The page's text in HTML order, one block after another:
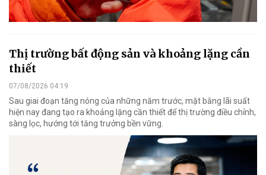
Thị trường bất động sản và khoảng lặng cần
thiết
07/08/2026 04:19
Sau giai đoạn tăng nóng của những năm trước, mặt bằng lãi suất
hiện nay đang tạo ra khoảng lặng cần thiết để thị trường điều chỉnh,
sàng lọc, hướng tới tăng trưởng bền vững.